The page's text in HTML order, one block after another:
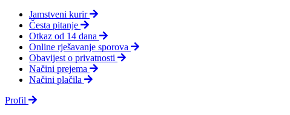
Jamstveni kurir
Česta pitanje
Otkaz od 14 dana
Online rješavanje sporova
Obavijest o privatnosti
Načini prejema
Načini plačila
Profil